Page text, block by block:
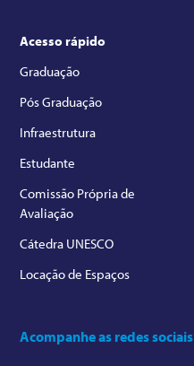
Acesso rápido
Graduação
Pós Graduação
Infraestrutura
Estudante
Comissão Própria de
Avaliação
Cátedra UNESCO
Locação de Espaços
Acompanhe as redes sociais